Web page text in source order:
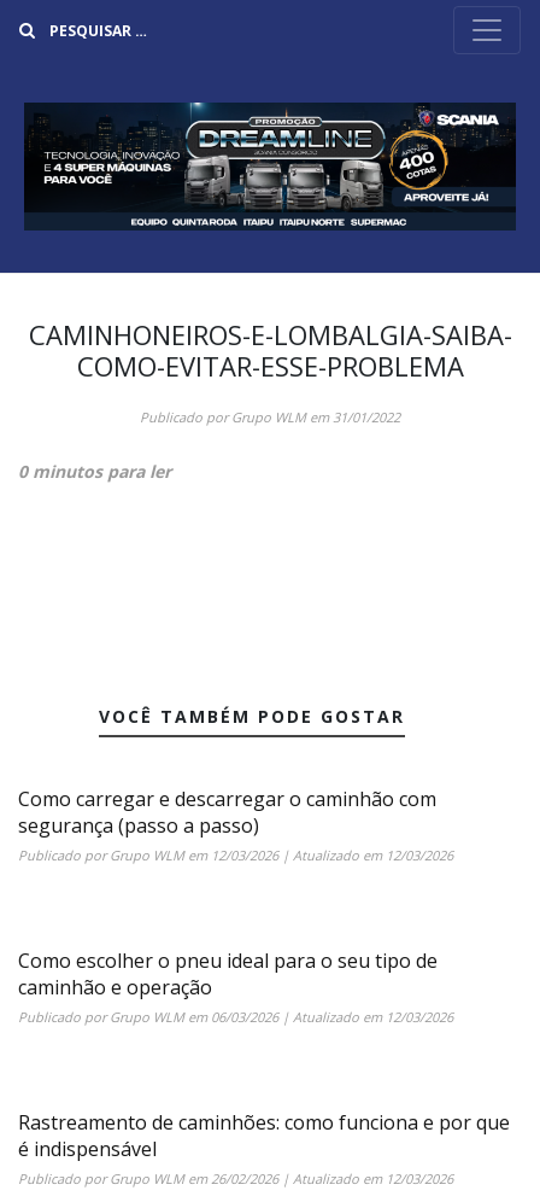
CAMINHONEIROS-E-LOMBALGIA-SAIBA-
COMO-EVITAR-ESSE-PROBLEMA
Publicado porGrupo WLMem31/01/2022
0 minutos para ler
VOCÊ TAMBÉM PODE GOSTAR
Como carregar e descarregar o caminhão com
segurança (passo a passo)
Publicado porGrupo WLMem 12/03/2026| Atualizado em 12/03/2026
Como escolher o pneu ideal para o seu tipo de
caminhão e operação
Publicado porGrupo WLMem 06/03/2026| Atualizado em 12/03/2026
Rastreamento de caminhões: como funciona e por que
é indispensável
Publicado porGrupo WLMem26/02/2026| Atualizado em 12/03/2026